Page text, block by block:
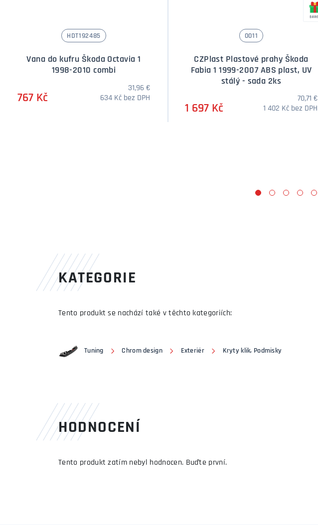
HDT192485
Vana do kufru Škoda Octavia 1
1998-2010 combi
767 Kč
31,96 €
634 Kč bez DPH
0011
CZPlast Plastové prahy Škoda
Fabia 1 1999-2007 ABS plast, UV
stálý - sada 2ks
1 697 Kč
70,71 €
1 402 Kč bez DPH
KATEGORIE
Tento produkt se nachází také v těchto kategoriích:
Tuning Chrom design Exteriér Kryty klik, Podmisky
HODNOCENÍ
Tento produkt zatím nebyl hodnocen. Buďte první.